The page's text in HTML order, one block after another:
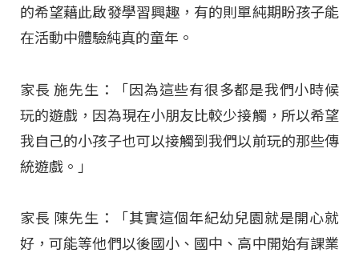
的希望藉此啟發學習興趣，有的則單純期盼孩子能
在活動中體驗純真的童年。
家長 施先生：「因為這些有很多都是我們小時候
玩的遊戲，因為現在小朋友比較少接觸，所以希望
我自己的小孩子也可以接觸到我們以前玩的那些傳
統遊戲。」
家長 陳先生：「其實這個年紀幼兒園就是開心就
好，可能等他們以後國小、國中、高中開始有課業